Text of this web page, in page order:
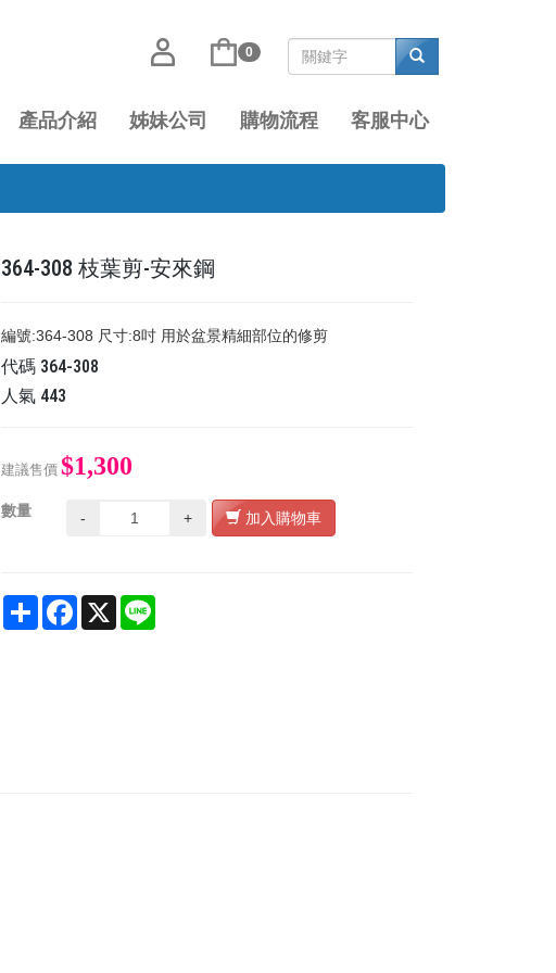
0
產品介紹 姊妹公司 購物流程 客服中心
364-308 枝葉剪-安來鋼
編號:364-308 尺寸:8吋 用於盆景精細部位的修剪
代碼 364-308
人氣 443
建議售價 $1,300
數量 - + 加入購物車
Share Facebook
X